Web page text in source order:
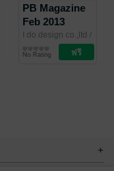
PB Magazine
Feb 2013
(Pregnancy &
I do design co.,ltd /
PB E-Magazine
นิตยสารแม่และเด็ก
No Rating
+